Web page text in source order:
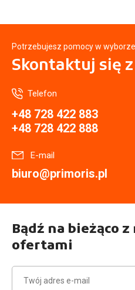
Potrzebujesz pomocy w
Skontaktuj się
Telefon
+48 728 422 883
+48 728 422 888
E-mail
biuro@primoris.pl
Bądź na bieżąco
ofertami